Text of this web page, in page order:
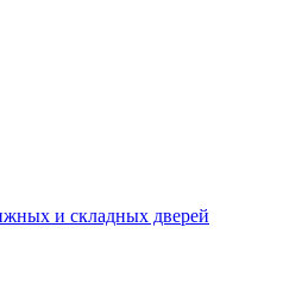
и складных дверей